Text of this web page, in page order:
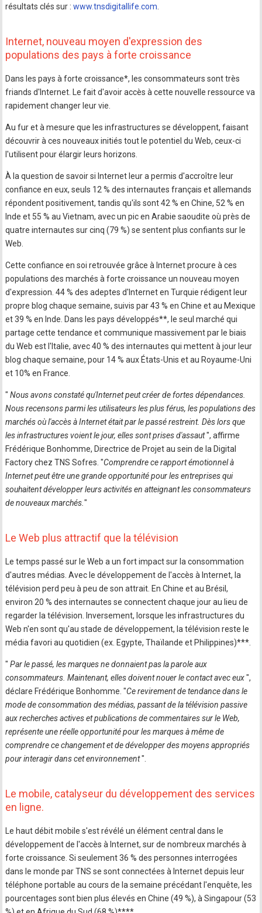
résultats clés sur :www.tnsdigitallife.com
Internet, nouveau moyen d'expression des
populations des pays à forte croissance
Dans les pays à forte croissance*, les consommateurs sont très
friands d'Internet. Le fait d'avoir accès à cette nouvelle ressource va
rapidement changer leur vie.
Au fur et à mesure que les infrastructures se développent, faisant
découvrir à ces nouveaux initiés tout le potentiel du Web, ceux-ci
l'utilisent pour élargir leurs horizons.
À la question de savoir si Internet leur a permis d'accroître leur
confiance en eux, seuls 12 % des internautes français et allemands
répondent positivement, tandis qu'ils sont 42 % en Chine, 52 % en
Inde et 55 % au Vietnam, avec un pic en Arabie saoudite où près de
quatre internautes sur cinq (79 %) se sentent plus confiants sur le
Web.
Cette confiance en soi retrouvée grâce à Internet procure à ces
populations des marchés à forte croissance un nouveau moyen
d'expression. 44 % des adeptes d'Internet en Turquie rédigent leur
propre blog chaque semaine, suivis par 43 % en Chine et au Mexique
et 39 % en Inde. Dans les pays développés**, le seul marché qui
partage cette tendance et communique massivement par le biais
du Web est l'Italie, avec 40 % des internautes qui mettent à jour leur
blog chaque semaine, pour 14 % aux États-Unis et au Royaume-Uni
et 10% en France.
" Nous avons constaté qu'Internet peut créer de fortes dépendances.
Nous recensons parmi les utilisateurs les plus férus, les populations des
marchés où l'accès à Internet était par le passé restreint. Dès lors que
les infrastructures voient le jour, elles sont prises d'assaut", affirme
Frédérique Bonhomme, Directrice de Projet au sein de la Digital
Factory chez TNS Sofres. "Comprendre ce rapport émotionnel à
Internet peut être une grande opportunité pour les entreprises qui
souhaitent développer leurs activités en atteignant les consommateurs
de nouveaux marchés."
Le Web plus attractif que la télévision
Le temps passé sur le Web a un fort impact sur la consommation
d'autres médias. Avec le développement de l'accès à Internet, la
télévision perd peu à peu de son attrait. En Chine et au Brésil,
environ 20 % des internautes se connectent chaque jour au lieu de
regarder la télévision. Inversement, lorsque les infrastructures du
Web n'en sont qu'au stade de développement, la télévision reste le
média favori au quotidien (ex. Egypte, Thaïlande et Philippines)***.
" Par le passé, les marques ne donnaient pas la parole aux
consommateurs. Maintenant, elles doivent nouer le contact avec eux",
déclare Frédérique Bonhomme. "Ce revirement de tendance dans le
mode de consommation des médias, passant de la télévision passive
aux recherches actives et publications de commentaires sur le Web,
représente une réelle opportunité pour les marques à même de
comprendre ce changement et de développer des moyens appropriés
pour interagir dans cet environnement".
Le mobile, catalyseur du développement des services
en ligne.
Le haut débit mobile s'est révélé un élément central dans le
développement de l'accès à Internet, sur de nombreux marchés à
forte croissance. Si seulement 36 % des personnes interrogées
dans le monde par TNS se sont connectées à Internet depuis leur
téléphone portable au cours de la semaine précédant l'enquête, les
pourcentages sont bien plus élevés en Chine (49 %), à Singapour (53